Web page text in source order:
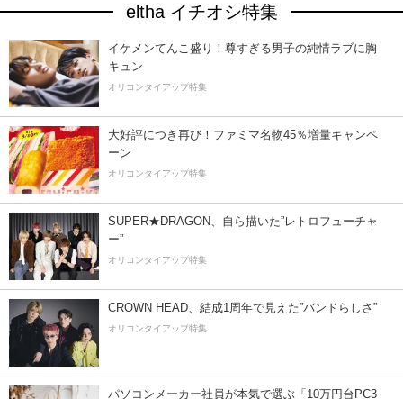
eltha イチオシ特集
イケメンてんこ盛り！尊すぎる男子の純情ラブに胸
キュン
オリコンタイアップ特集
大好評につき再び！ファミマ名物45％増量キャンペ
ーン
オリコンタイアップ特集
SUPER★DRAGON、自ら描いた”レトロフューチャ
ー”
オリコンタイアップ特集
CROWN HEAD、結成1周年で見えた”バンドらしさ”
オリコンタイアップ特集
パソコンメーカー社員が本気で選ぶ「10万円台PC3